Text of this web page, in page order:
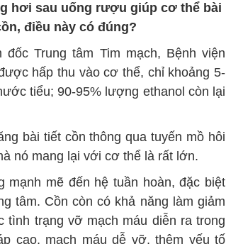
hơi sau uống rượu giúp cơ thể bài
điều này có đúng?
Trung tâm Tim mạch, Bệnh viện
hấp thu vào cơ thể, chỉ khoảng 5-
tiểu; 90-95% lượng ethanol còn lại
bài tiết cồn thông qua tuyến mồ hôi
nó mang lại với cơ thể là rất lớn.
mẽ đến hệ tuần hoàn, đặc biệt
tâm. Cồn còn có khả năng làm giảm
tình trạng vỡ mạch máu diễn ra trong
cao, mạch máu dễ vỡ, thêm yếu tố